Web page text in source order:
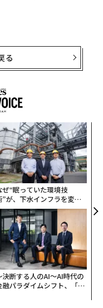
る
ぜ“眠っていた環境技
”が、下水インフラを変え
のか──産総研×月島JFE
クアソリューションの10年
決断する人のAI〜AI時代の
融パラダイムシフト、「超